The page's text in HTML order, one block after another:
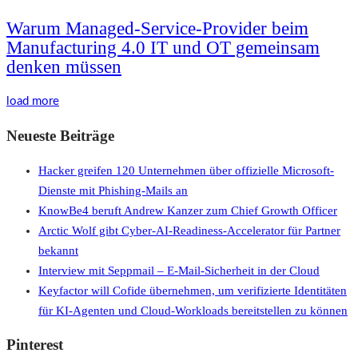
Warum Managed-Service-Provider beim
Manufacturing 4.0 IT und OT gemeinsam
denken müssen
load more
Neueste Beiträge
Hacker greifen 120 Unternehmen über offizielle Microsoft-
Dienste mit Phishing-Mails an
KnowBe4 beruft Andrew Kanzer zum Chief Growth Officer
Arctic Wolf gibt Cyber-AI-Readiness-Accelerator für Partner
bekannt
Interview mit Seppmail – E-Mail-Sicherheit in der Cloud
Keyfactor will Cofide übernehmen, um verifizierte Identitäten
für KI-Agenten und Cloud-Workloads bereitstellen zu können
Pinterest